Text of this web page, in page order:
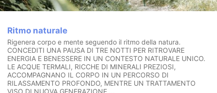
Ritmo naturale
Rigenera corpo e mente seguendo il ritmo della natura.
CONCEDITI UNA PAUSA DI TRE NOTTI PER RITROVARE
ENERGIA E BENESSERE IN UN CONTESTO NATURALE UNICO.
LE ACQUE TERMALI, RICCHE DI MINERALI PREZIOSI,
ACCOMPAGNANO IL CORPO IN UN PERCORSO DI
RILASSAMENTO PROFONDO, MENTRE UN TRATTAMENTO
VISO DI NUOVA GENERAZIONE ...